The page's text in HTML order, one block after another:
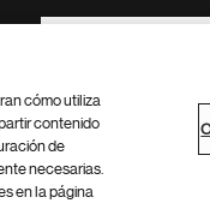
Footer Site Search
Mapa del sitio
cómo utiliza
contenido
de
necesarias.
en la página